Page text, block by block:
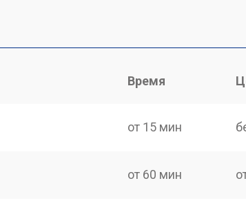
Время
от 15 мин
от 60 мин